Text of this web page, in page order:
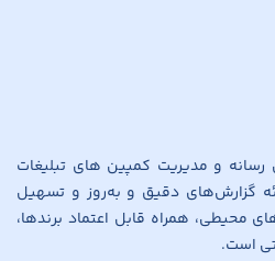
رسانه و مدیریت کمپین های تبلیغات
گزارش‌های دقیق و به‌روز و تسهیل
محیطی، همراه قابل اعتماد برندها،
است.